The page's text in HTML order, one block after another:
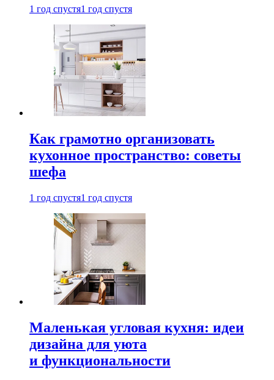
1 год спустя1 год спустя
Как грамотно организовать
кухонное пространство: советы
шефа
1 год спустя1 год спустя
Маленькая угловая кухня: идеи
дизайна для уюта
и функциональности